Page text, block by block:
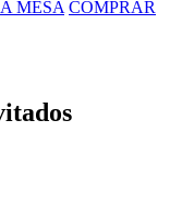
MESA COMPRAR